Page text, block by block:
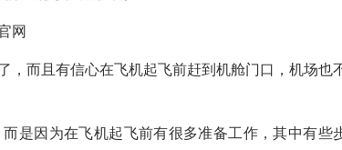
网
，而且有信心在飞机起飞前赶到机舱门口，机场也
是因为在飞机起飞前有很多准备工作，其中有些